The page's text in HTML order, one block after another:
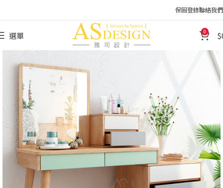
保固登錄聯絡我們
選單 0